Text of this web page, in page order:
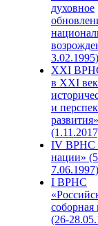
духовное
3.02.1995)
XХI
в XXI
и
развития»
IV ВРНС
нации»
7.06.1997)
I ВРНС
(26-